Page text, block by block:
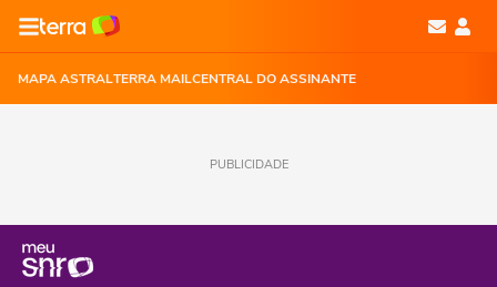
MAPA ASTRALTERRA MAILCENTRAL DO ASSINANTE
PUBLICIDADE